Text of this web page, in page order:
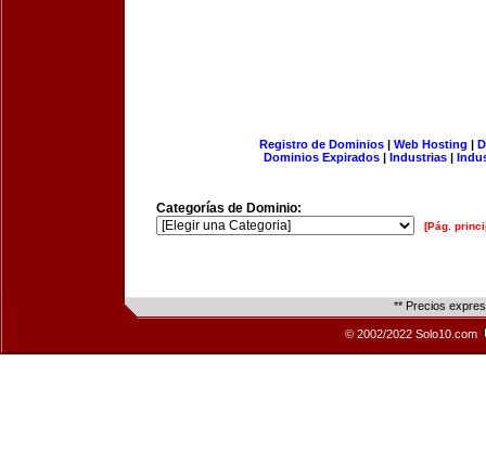
Registro de Dominios| Web Hosting |
Dominios Expirados | Industrias |
Categorías de Dominio:
[Pág.
** Precios
© 2002/2022 Solo10.com